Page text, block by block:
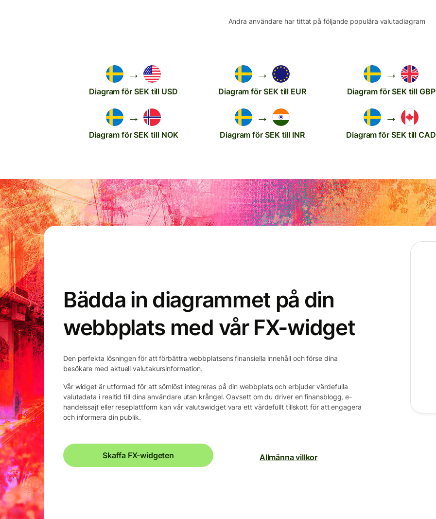
Andra användare har tittat på följande populära valutadiagram
→
Diagram för SEK till USD
→
Diagram för SEK till EUR
→
Diagram för SEK till GBP
→
Diagram för SEK till NOK
→
Diagram för SEK till INR
→
Diagram för SEK till CAD
Bädda in diagrammet på din
webbplats med vår FX-widget
Den perfekta lösningen för att förbättra webbplatsens finansiella innehåll och förse dina
besökare med aktuell valutakursinformation.
Vår widget är utformad för att sömlöst integreras på din webbplats och erbjuder värdefulla
valutadata i realtid till dina användare utan krångel. Oavsett om du driver en finansblogg, e-
handelssajt eller reseplattform kan vår valutawidget vara ett värdefullt tillskott för att engagera
och informera din publik.
Skaffa FX-widgeten Allmänna villkor